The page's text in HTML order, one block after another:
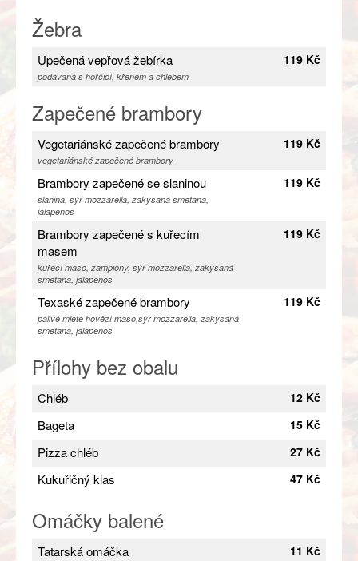
Žebra
Upečená vepřová žebírka
podávaná s hořčicí, křenem a chlebem
119 Kč
Zapečené brambory
Vegetariánské zapečené brambory
vegetariánské zapečené brambory
119 Kč
Brambory zapečené se slaninou
slanina, sýr mozzarella, zakysaná smetana,
jalapenos
119 Kč
Brambory zapečené s kuřecím
masem
kuřecí maso, žampiony, sýr mozzarella, zakysaná
smetana, jalapenos
119 Kč
Texaské zapečené brambory
pálivé mleté hovězí maso,sýr mozzarella, zakysaná
smetana, jalapenos
119 Kč
Přílohy bez obalu
Chléb 12 Kč
Bageta 15 Kč
Pizza chléb 27 Kč
Kukuřičný klas 47 Kč
Omáčky balené
Tatarská omáčka 11 Kč